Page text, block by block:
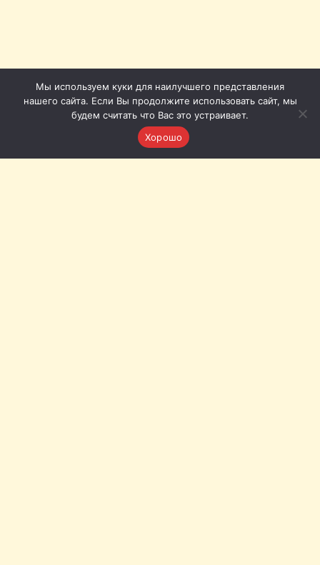
Мы используем куки для наилучшего представления
нашего сайта. Если Вы продолжите использовать сайт, мы
будем считать что Вас это устраивает.
Хорошо